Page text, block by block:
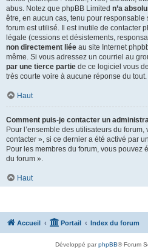
abus. Notez que phpBB Limited n’a
être, en aucun cas, tenu pour responsable
forum est utilisé. Il est inutile de contacter
légale (cessions et désistements,
non directement liée au site Internet
même. Si vous adressez un courriel au
par une tierce partie de ce logiciel vous
très courte voire à aucune réponse du tout.
Haut
Comment puis-je contacter un
Pour l’ensemble des utilisateurs du
contacter », si ce dernier a été activé par
Pour les membres du forum, vous pouvez
du forum ».
Haut
Accueil Portail Index du forum
Développé parphpBB® Forum